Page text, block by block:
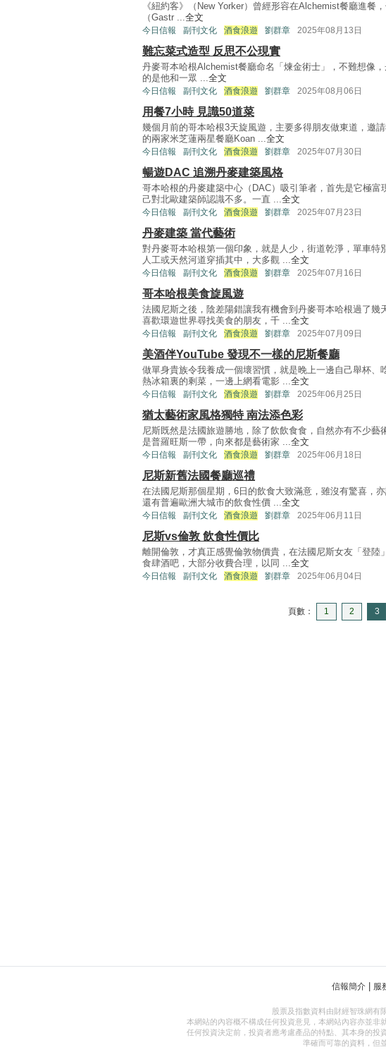
《紐約客》（New Yorker）曾經形容在Alchemist餐廳進餐
（Gastr ...全文
今日信報 副刊文化 酒食浪遊 劉群章 2025年08月13日
難忘菜式造型 反思不公現實
丹麥哥本哈根Alchemist餐廳命名「煉金術士」，不難想像
的是他和一眾 ...全文
今日信報 副刊文化 酒食浪遊 劉群章 2025年08月06日
用餐7小時 見識50道菜
幾個月前的哥本哈根3天旋風遊，主要多得朋友做東道，邀
的兩家米芝蓮兩星餐廳Koan ...全文
今日信報 副刊文化 酒食浪遊 劉群章 2025年07月30日
暢遊DAC 追溯丹麥建築風格
哥本哈根的丹麥建築中心（DAC）吸引筆者，首先是它極富
己對北歐建築師認識不多。一直 ...全文
今日信報 副刊文化 酒食浪遊 劉群章 2025年07月23日
丹麥建築 當代藝術
對丹麥哥本哈根第一個印象，就是人少，街道乾淨，單車特
人工或天然河道穿插其中，大多觀 ...全文
今日信報 副刊文化 酒食浪遊 劉群章 2025年07月16日
哥本哈根美食旋風遊
法國尼斯之後，陰差陽錯讓我有機會到丹麥哥本哈根過了幾
喜歡環遊世界尋找美食的朋友，千 ...全文
今日信報 副刊文化 酒食浪遊 劉群章 2025年07月09日
美酒伴YouTube 發現不一樣的尼斯餐廳
做單身貴族令我養成一個壞習慣，就是晚上一邊自己舉杯、
熱冰箱裏的剩菜，一邊上網看電影 ...全文
今日信報 副刊文化 酒食浪遊 劉群章 2025年06月25日
猶太藝術家風格獨特 南法添色彩
尼斯既然是法國旅遊勝地，除了飲飲食食，自然亦有不少藝
是普羅旺斯一帶，向來都是藝術家 ...全文
今日信報 副刊文化 酒食浪遊 劉群章 2025年06月18日
尼斯新舊法國餐廳巡禮
在法國尼斯那個星期，6日的飲食大致滿意，雖沒有驚喜，
還有普遍歐洲大城市的飲食性價 ...全文
今日信報 副刊文化 酒食浪遊 劉群章 2025年06月11日
尼斯vs倫敦 飲食性價比
離開倫敦，才真正感覺倫敦物價貴，在法國尼斯女友「登陸
食肆酒吧，大部分收費合理，以同 ...全文
今日信報 副刊文化 酒食浪遊 劉群章 2025年06月04日
頁數： 1 2 3
信報簡介 服
股票及指數資料由財經智珠網有
本網站的內容概不構成任何投資意見，本網站內容亦並非
任何投資決定前，投資者應考慮產品的特點、其本身的
準確而可靠的資料，但